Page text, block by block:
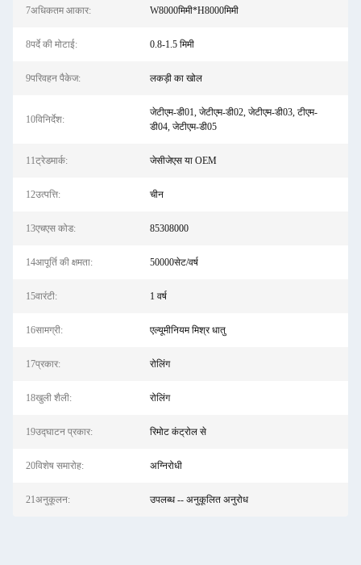
7अधिकतम आकार: W8000मिमी*H8000मिमी
8पर्दे की मोटाई: 0.8-1.5 मिमी
9परिवहन पैकेज: लकड़ी का खोल
10विनिर्देश:
जेटीएम-डी01, जेटीएम-डी02, जेटीएम-डी03, टीएम-
डी04, जेटीएम-डी05
11ट्रेडमार्क: जेसीजेएस या OEM
12उत्पत्ति: चीन
13एचएस कोड: 85308000
14आपूर्ति की क्षमता: 50000सेट/वर्ष
15वारंटी: 1 वर्ष
16सामग्री: एल्यूमीनियम मिश्र धातु
17प्रकार: रोलिंग
18खुली शैली: रोलिंग
19उद्घाटन प्रकार: रिमोट कंट्रोल से
20विशेष समारोह: अग्निरोधी
21अनुकूलन: उपलब्ध -- अनुकूलित अनुरोध